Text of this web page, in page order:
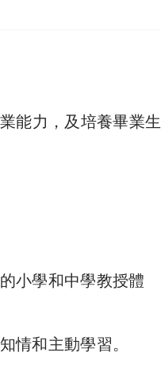
能力，及培養畢業生
小學和中學教授體
情和主動學習。